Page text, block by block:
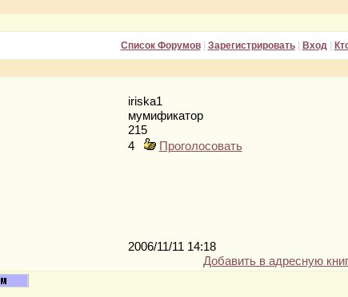
Список Форумов| Зарегистрировать| Вход|
iriska1
мумификатор
215
4
Проголосовать
2006/11/11 14:18
Добавить в адресную